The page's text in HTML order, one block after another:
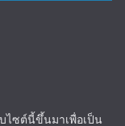
ไซต์นี้ขึ้นมาเพื่อเป็น